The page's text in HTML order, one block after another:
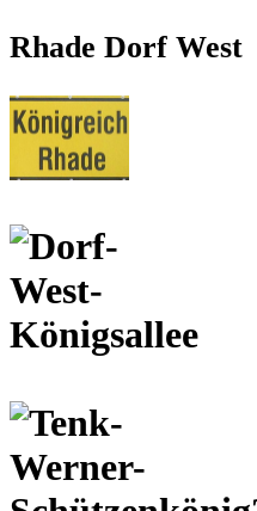
Rhade Dorf West